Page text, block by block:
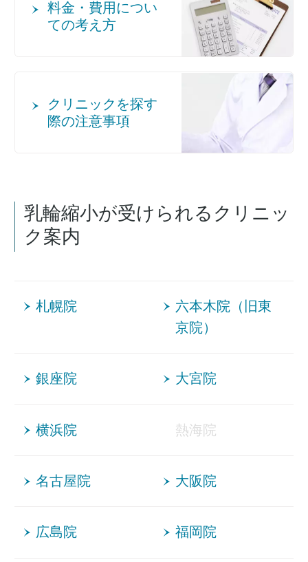
料金・費用につい
ての考え方
クリニックを探す
際の注意事項
乳輪縮小が受けられるクリニッ
ク案内
札幌院
六本木院（旧東
京院）
銀座院 大宮院
横浜院 熱海院
名古屋院 大阪院
広島院 福岡院